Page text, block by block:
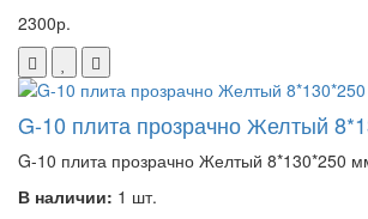
2300р.
G-10 плита прозрачно Желтый
G-10 плита прозрачно Желтый 8*130*250
В наличии: 1 шт.